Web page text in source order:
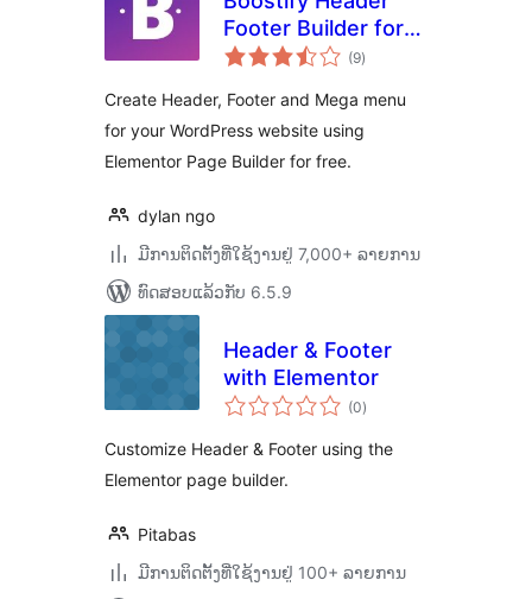
Footer Builder for
Elementor
(9ຄະແນນ
ທັງໝົດ
)
Create Header, Footer and Mega menu
for your WordPress website using
Elementor Page Builder for free.
dylan ngo
ມີການຕິດຕັ້ງທີ່ໃຊ້ງານຢູ່ 7,000+ ລາຍການ
ທົດສອບແລ້ວກັບ 6.5.9
Header & Footer
with Elementor
(0ຄະແນນ
ທັງໝົດ
)
Customize Header & Footer using the
Elementor page builder.
Pitabas
ມີການຕິດຕັ້ງທີ່ໃຊ້ງານຢູ່ 100+ ລາຍການ